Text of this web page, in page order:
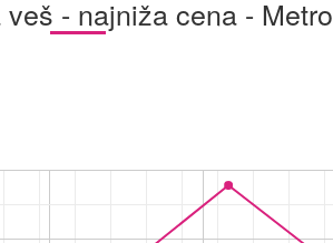
- najniža cena - Metro